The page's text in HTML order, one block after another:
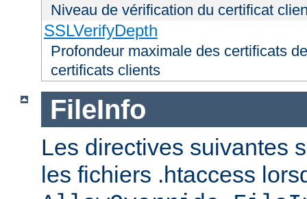
Niveau de vérification du certificat
SSLVerifyDepth
Profondeur maximale des certificats
certificats clients
FileInfo
Les directives suivantes
les fichiers .htaccess